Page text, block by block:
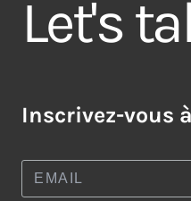
Let's
Inscrivez-vous